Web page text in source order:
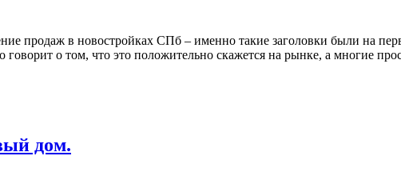
продаж в новостройках СПб – именно такие заголовки были на
о том, что это положительно скажется на рынке, а многие
дом.